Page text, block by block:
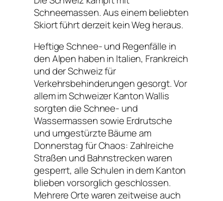
Schneemassen. Aus einem beliebten
Skiort führt derzeit kein Weg heraus.
Heftige Schnee- und Regenfälle in
den Alpen haben in Italien, Frankreich
und der Schweiz für
Verkehrsbehinderungen gesorgt. Vor
allem im Schweizer Kanton Wallis
sorgten die Schnee- und
Wassermassen sowie Erdrutsche
und umgestürzte Bäume am
Donnerstag für Chaos: Zahlreiche
Straßen und Bahnstrecken waren
gesperrt, alle Schulen in dem Kanton
blieben vorsorglich geschlossen.
Mehrere Orte waren zeitweise auch